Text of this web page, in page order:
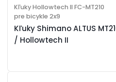
Kľuky Shimano ALTUS
/ Hollowtech II
Kľuky Hollowtech II FC-MT210
pre bicykle 2x9